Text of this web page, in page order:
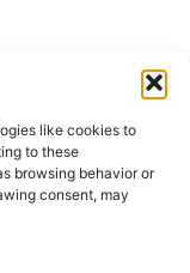
like cookies to
to these
browsing behavior or
consent, may